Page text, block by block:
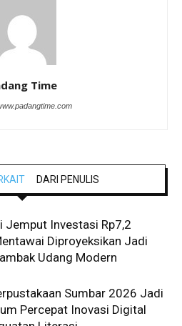
Time
DARI PENULIS
Jemput Investasi Rp7,2
Diproyeksikan Jadi
Udang Modern
Sumbar 2026 Jadi
Percepat Inovasi Digital